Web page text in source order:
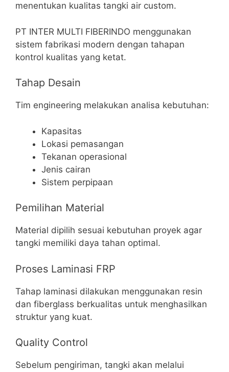
menentukan kualitas tangki air custom.
PT INTER MULTI FIBERINDO menggunakan
sistem fabrikasi modern dengan tahapan
kontrol kualitas yang ketat.
Tahap Desain
Tim engineering melakukan analisa kebutuhan:
Kapasitas
Lokasi pemasangan
Tekanan operasional
Jenis cairan
Sistem perpipaan
Pemilihan Material
Material dipilih sesuai kebutuhan proyek agar
tangki memiliki daya tahan optimal.
Proses Laminasi FRP
Tahap laminasi dilakukan menggunakan resin
dan fiberglass berkualitas untuk menghasilkan
struktur yang kuat.
Quality Control
Sebelum pengiriman, tangki akan melalui